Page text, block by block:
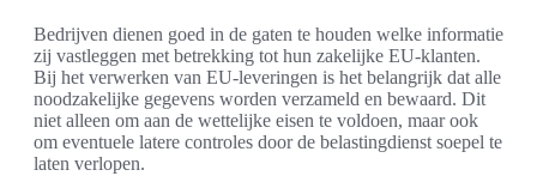
Bedrijven dienen goed in de gaten te houden welke informatie
zij vastleggen met betrekking tot hun zakelijke EU-klanten.
Bij het verwerken van EU-leveringen is het belangrijk dat alle
noodzakelijke gegevens worden verzameld en bewaard. Dit
niet alleen om aan de wettelijke eisen te voldoen, maar ook
om eventuele latere controles door de belastingdienst soepel te
laten verlopen.